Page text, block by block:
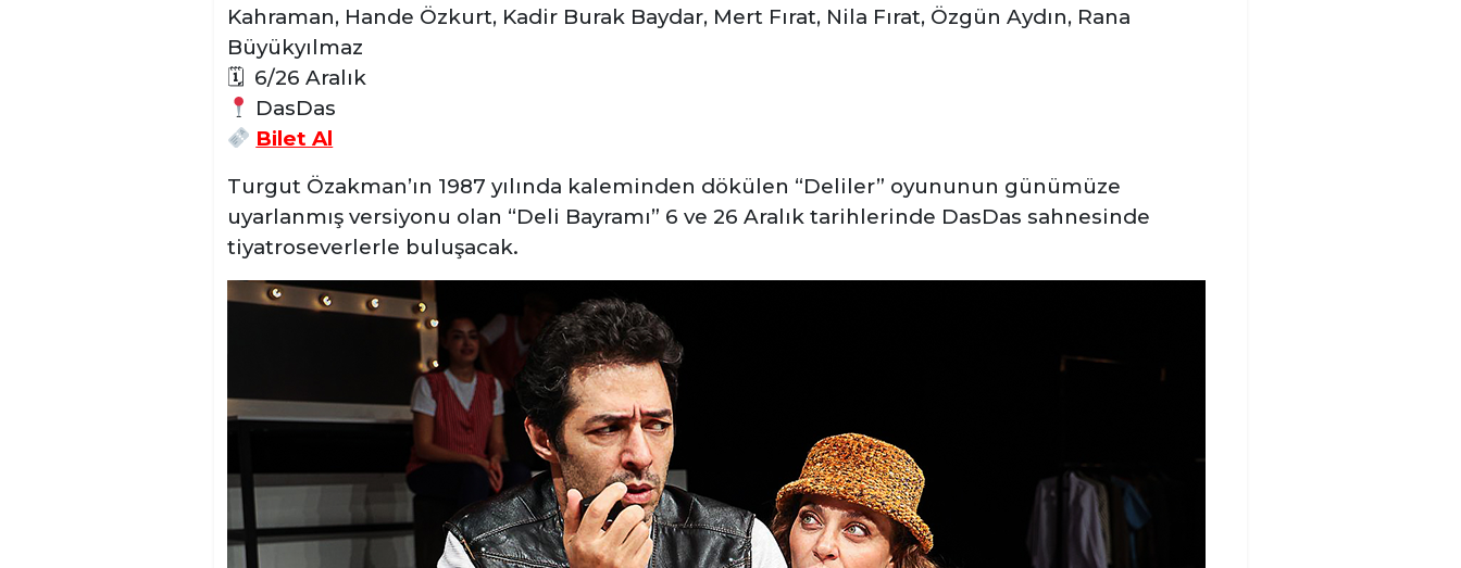
Kahraman, Hande Özkurt, Kadir Burak Baydar, Mert Fırat, Nila Fırat, Özgün Aydın, Rana
Büyükyılmaz
🗓 6/26 Aralık
DasDas
Bilet Al
Turgut Özakman’ın 1987 yılında kaleminden dökülen “Deliler” oyununun günümüze
uyarlanmış versiyonu olan “Deli Bayramı” 6 ve 26 Aralık tarihlerinde DasDas sahnesinde
tiyatroseverlerle buluşacak.